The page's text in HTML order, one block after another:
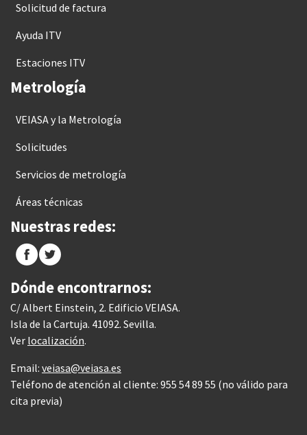
Solicitud de factura
Ayuda ITV
Estaciones ITV
Metrología
VEIASA y la Metrología
Solicitudes
Servicios de metrología
Áreas técnicas
Nuestras redes:
Dónde encontrarnos:
C/ Albert Einstein, 2. Edificio VEIASA.
Isla de la Cartuja. 41092. Sevilla.
Ver localización.
Email: veiasa@veiasa.es
Teléfono de atención al cliente: 955 54 89 55 (no válido para
cita previa)